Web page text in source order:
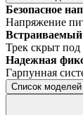
Безопасное
Напряжение
Трек скрыт под
Надежная
Гарпунная
Список моделей